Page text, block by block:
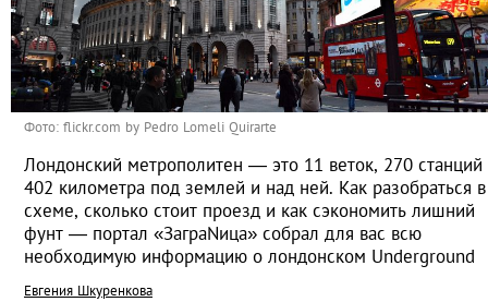
Фото: flickr.com by Pedro Lomeli Quirarte
Лондонский метрополитен — это 11 веток, 270 станций
402 километра под землей и над ней. Как разобраться в
схеме, сколько стоит проезд и как сэкономить лишний
фунт — портал «ЗаграNица» собрал для вас всю
необходимую информацию о лондонском Underground
Евгения Шкуренкова